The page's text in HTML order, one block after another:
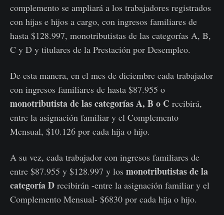
complemento se ampliará a los trabajadores registrados
con hijas e hijos a cargo, con ingresos familiares de
hasta $128.997, monotributistas de las categorías A, B,
C y D y titulares de la Prestación por Desempleo.
De esta manera, en el mes de diciembre cada trabajador
con ingresos familiares de hasta $87.955 o
monotributista de las categorías A, B o C recibirá,
entre la asignación familiar y el Complemento
Mensual, $10.126 por cada hija o hijo.
A su vez, cada trabajador con ingresos familiares de
entre $87.955 y $128.997 y los monotributistas de la
categoría D recibirán -entre la asignación familiar y el
Complemento Mensual- $6830 por cada hija o hijo.